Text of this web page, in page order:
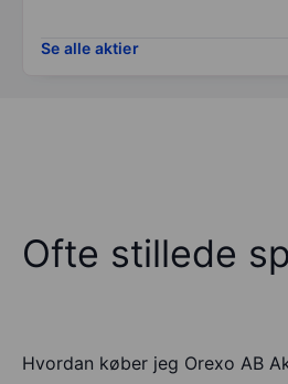
Se alle aktier
Ofte stillede
Hvordan køber jeg Orexo AB